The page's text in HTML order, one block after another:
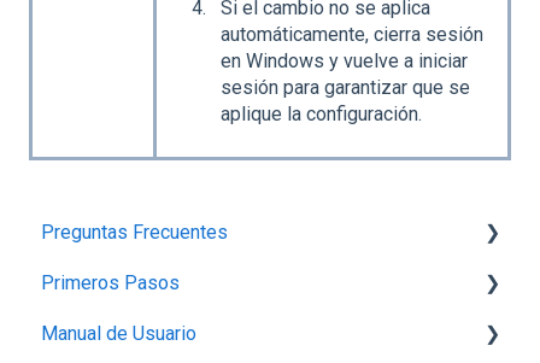
Si el cambio no se aplica
automáticamente, cierra sesión
en Windows y vuelve a iniciar
sesión para garantizar que se
aplique la configuración.
Preguntas Frecuentes
Planes,Add-ons y Precios
Generalidades del Sistema
Primeros Pasos
1.-Introducción a Bind ERP
Manual de Usuario